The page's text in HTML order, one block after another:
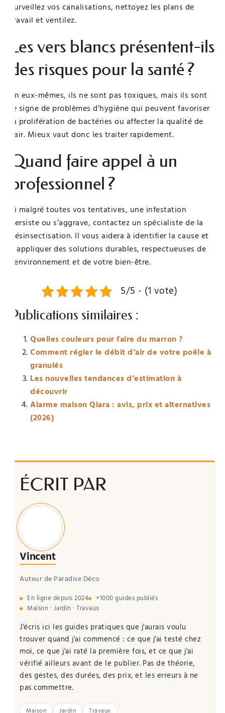
surveillez vos canalisations, nettoyez les plans de
travail et ventilez.
Les vers blancs présentent-ils
des risques pour la santé ?
En eux-mêmes, ils ne sont pas toxiques, mais ils sont
le signe de problèmes d’hygiène qui peuvent favoriser
la prolifération de bactéries ou affecter la qualité de
l’air. Mieux vaut donc les traiter rapidement.
Quand faire appel à un
professionnel ?
Si malgré toutes vos tentatives, une infestation
persiste ou s’aggrave, contactez un spécialiste de la
désinsectisation. Il vous aidera à identifier la cause et
à appliquer des solutions durables, respectueuses de
l’environnement et de votre bien-être.
5/5 - (1 vote)
Publications similaires :
Quelles couleurs pour faire du marron ?
Comment régler le débit d’air de votre poêle à
granulés
Les nouvelles tendances d’estimation à
découvrir
Alarme maison Qiara : avis, prix et alternatives
(2026)
ÉCRIT PAR
Vincent
Auteur de Paradise Déco
En ligne depuis 2024
+1000 guides publiés
Maison · Jardin · Travaux
J'écris ici les guides pratiques que j'aurais voulu
trouver quand j'ai commencé : ce que j'ai testé chez
moi, ce que j'ai raté la première fois, et ce que j'ai
vérifié ailleurs avant de le publier. Pas de théorie,
des gestes, des durées, des prix, et les erreurs à ne
pas commettre.
Maison Jardin Travaux